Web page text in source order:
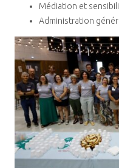
Médiation et
Administration